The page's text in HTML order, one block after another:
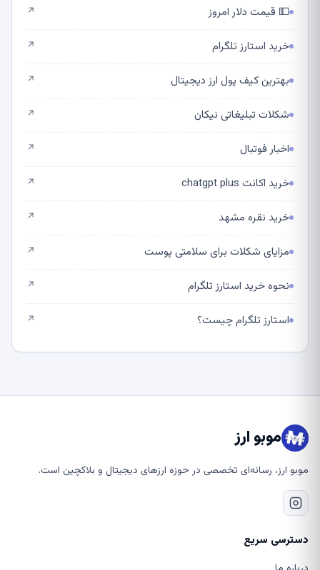
💵 قیمت دلار امروز ↗
خرید استارز تلگرام ↗
بهترین کیف پول ارز دیجیتال ↗
شکلات تبلیغاتی نیکان ↗
اخبار فوتبال ↗
خرید اکانت chatgpt plus ↗
خرید نقره مشهد ↗
مزایای شکلات برای سلامتی پوست ↗
نحوه خرید استارز تلگرام ↗
استارز تلگرام چیست؟ ↗
موبو ارز
موبو ارز، رسانه‌ای تخصصی در حوزه ارزهای دیجیتال و بلاکچین است.
دسترسی سریع